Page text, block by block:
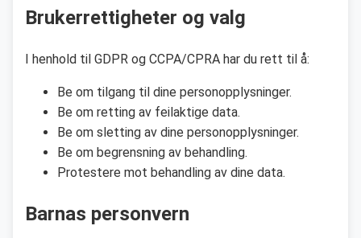
Brukerrettigheter og valg
I henhold til GDPR og CCPA/CPRA har du rett til å:
Be om tilgang til dine personopplysninger.
Be om retting av feilaktige data.
Be om sletting av dine personopplysninger.
Be om begrensning av behandling.
Protestere mot behandling av dine data.
Barnas personvern